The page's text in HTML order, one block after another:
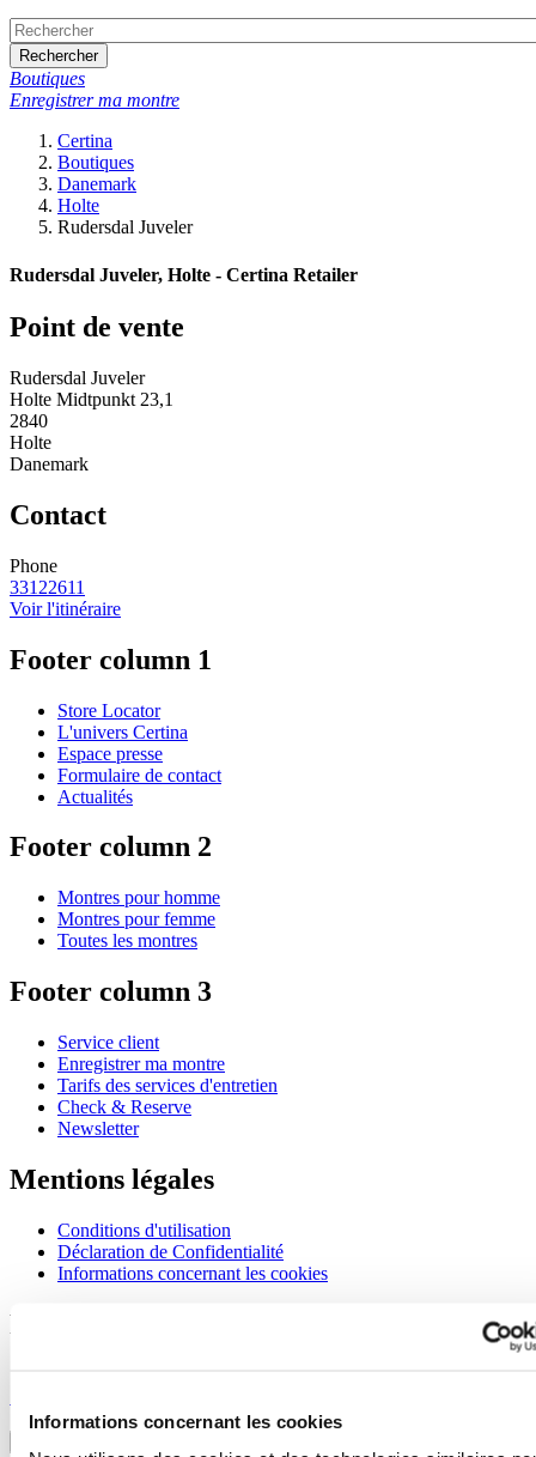
Informations concernant les cookies
Rechercher
Boutiques
Enregistrer ma montre
Certina
Boutiques
Danemark
Holte
Rudersdal Juveler
Rudersdal Juveler, Holte - Certina Retailer
Point de vente
Rudersdal Juveler
Holte Midtpunkt 23,1
2840
Holte
Danemark
Contact
Phone
33122611
Voir l'itinéraire
Footer column 1
Store Locator
L'univers Certina
Espace presse
Formulaire de contact
Actualités
Footer column 2
Montres pour homme
Montres pour femme
Toutes les montres
Footer column 3
Service client
Enregistrer ma montre
Tarifs des services d'entretien
Check & Reserve
Newsletter
Mentions légales
Conditions d'utilisation
Déclaration de Confidentialité
Informations concernant les cookies
Rejoignez le club CERTINA
Sélectionner un pays/une région